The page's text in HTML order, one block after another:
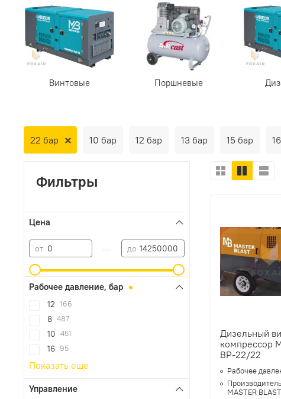
Винтовые Поршневые
22 бар 10 бар 12 бар 13 бар 15 бар
Дизельный
компрессор
BP-22/22
Рабочее
MASTER BLAST
Фильтры
Цена
от до
Рабочее давление, бар
12 166
8 487
10 451
16 95
Показать еще
Управление